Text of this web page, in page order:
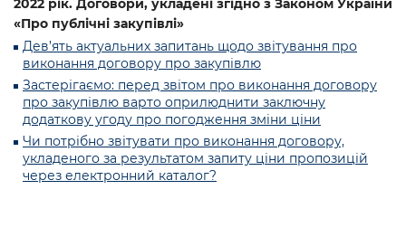
2022 рік. Договори, укладені згідно з Законом України
«Про публічні закупівлі»
Дев’ять актуальних запитань щодо звітування про
виконання договору про закупівлю
Застерігаємо: перед звітом про виконання договору
про закупівлю варто оприлюднити заключну
додаткову угоду про погодження зміни ціни
Чи потрібно звітувати про виконання договору,
укладеного за результатом запиту ціни пропозицій
через електронний каталог?